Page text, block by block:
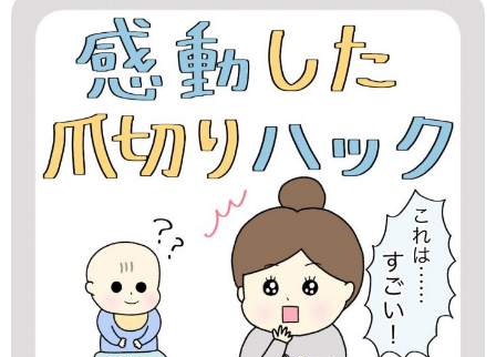
運動・あそび・ゲーム
英語
習い事
知育
家族
料理
マネー
健康